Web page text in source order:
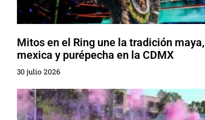
Mitos en el Ring une la tradición maya,
mexica y purépecha en la CDMX
30 julio 2026